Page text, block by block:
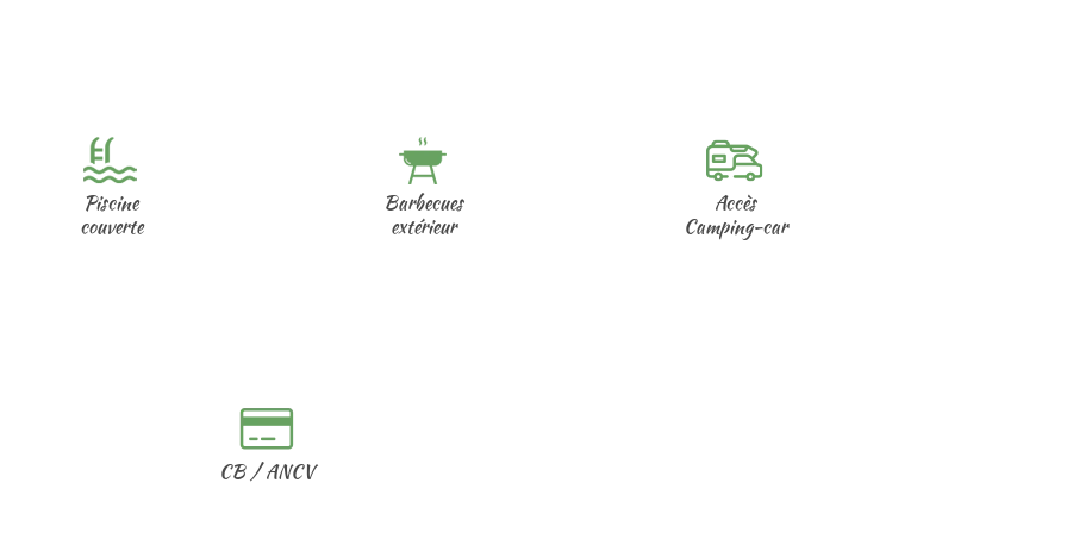
Piscine
couverte
Barbecues
extérieur
Accès
Camping-car
CB / ANCV